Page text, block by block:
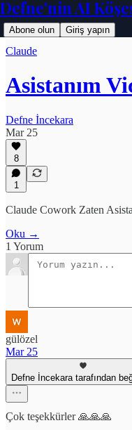
Defne'nin AI
Abone olun Giriş yapın
Claude
Asistanım
Defne İncekara
Mar 25
8
1
Claude Cowork Zaten
Oku →
1 Yorum
gülözel
Mar 25
Defne İncekara tarafından
Çok teşekkürler 🙏🙏🙏